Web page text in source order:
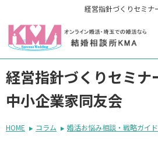
経営指針づくりセミナ
経営指針づくりセミナ
中小企業家同友会
HOME コラム 婚活お悩み相談・戦略ガイド